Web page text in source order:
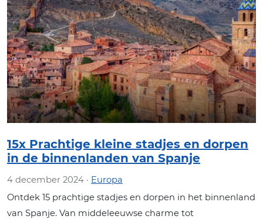
15x Prachtige kleine stadjes en dorpen
in de binnenlanden van Spanje
4 december 2024 · Europa
Ontdek 15 prachtige stadjes en dorpen in het binnenland
van Spanje. Van middeleeuwse charme tot